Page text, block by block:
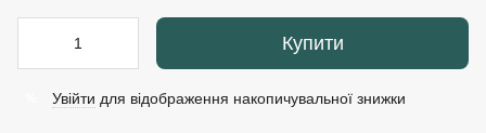
Купити
Увійти для відображення накопичувальної знижки